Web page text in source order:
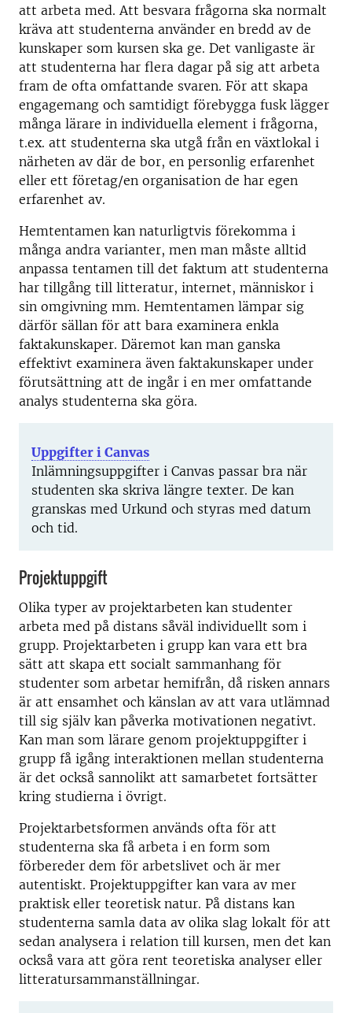
att arbeta med. Att besvara frågorna ska normalt
kräva att studenterna använder en bredd av de
kunskaper som kursen ska ge. Det vanligaste är
att studenterna har flera dagar på sig att arbeta
fram de ofta omfattande svaren. För att skapa
engagemang och samtidigt förebygga fusk lägger
många lärare in individuella element i frågorna,
t.ex. att studenterna ska utgå från en växtlokal i
närheten av där de bor, en personlig erfarenhet
eller ett företag/en organisation de har egen
erfarenhet av.
Hemtentamen kan naturligtvis förekomma i
många andra varianter, men man måste alltid
anpassa tentamen till det faktum att studenterna
har tillgång till litteratur, internet, människor i
sin omgivning mm. Hemtentamen lämpar sig
därför sällan för att bara examinera enkla
faktakunskaper. Däremot kan man ganska
effektivt examinera även faktakunskaper under
förutsättning att de ingår i en mer omfattande
analys studenterna ska göra.
Uppgifter i Canvas
Inlämningsuppgifter i Canvas passar bra när
studenten ska skriva längre texter. De kan
granskas med Urkund och styras med datum
och tid.
Projektuppgift
Olika typer av projektarbeten kan studenter
arbeta med på distans såväl individuellt som i
grupp. Projektarbeten i grupp kan vara ett bra
sätt att skapa ett socialt sammanhang för
studenter som arbetar hemifrån, då risken annars
är att ensamhet och känslan av att vara utlämnad
till sig själv kan påverka motivationen negativt.
Kan man som lärare genom projektuppgifter i
grupp få igång interaktionen mellan studenterna
är det också sannolikt att samarbetet fortsätter
kring studierna i övrigt.
Projektarbetsformen används ofta för att
studenterna ska få arbeta i en form som
förbereder dem för arbetslivet och är mer
autentiskt. Projektuppgifter kan vara av mer
praktisk eller teoretisk natur. På distans kan
studenterna samla data av olika slag lokalt för att
sedan analysera i relation till kursen, men det kan
också vara att göra rent teoretiska analyser eller
litteratursammanställningar.